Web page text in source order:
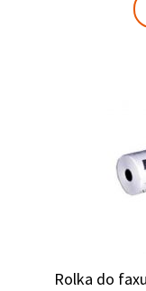
Rolka do